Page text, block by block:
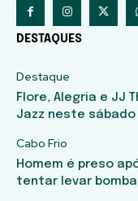
DESTAQUES
Destaque
Flore, Alegria e JJ
Jazz neste sábado
Cabo Frio
Homem é preso
tentar levar bomba